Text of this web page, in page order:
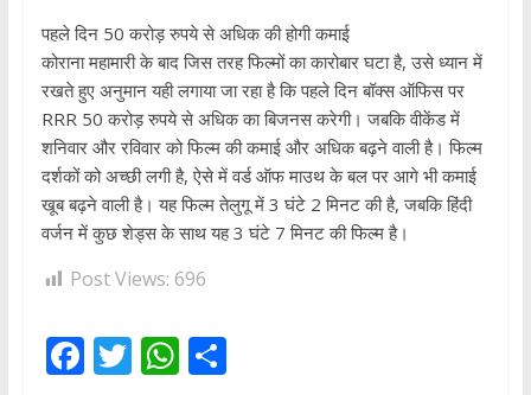
पहले दिन 50 करोड़ रुपये से अध‍िक की होगी कमाई
कोराना महामारी के बाद जिस तरह फिल्‍मों का कारोबार घटा है, उसे ध्‍यान में
रखते हुए अनुमान यही लगाया जा रहा है कि पहले दिन बॉक्‍स ऑफिस पर
RRR 50 करोड़ रुपये से अध‍िक का बिजनस करेगी। जबकि वीकेंड में
शनिवार और रविवार को फिल्‍म की कमाई और अध‍िक बढ़ने वाली है। फिल्‍म
दर्शकों को अच्‍छी लगी है, ऐसे में वर्ड ऑफ माउथ के बल पर आगे भी कमाई
खूब बढ़ने वाली है। यह फिल्‍म तेलुगू में 3 घंटे 2 मिनट की है, जबकि हिंदी
वर्जन में कुछ शेड्स के साथ यह 3 घंटे 7 मिनट की फिल्‍म है।
Post Views: 696
F T W S